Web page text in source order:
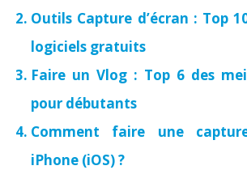
Outils Capture d’écran : Top
logiciels gratuits
Faire un Vlog : Top 6 des
pour débutants
Comment faire une
iPhone (iOS) ?